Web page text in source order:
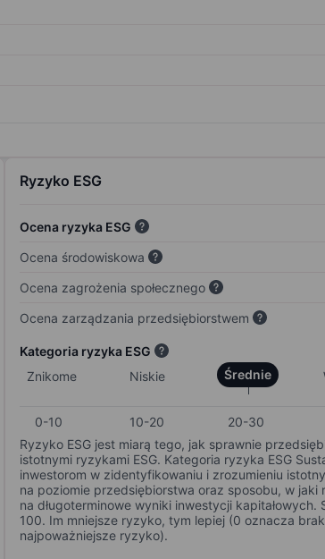
Ryzyko ESG
Ocena ryzyka ESG
Ocena środowiskowa
Ocena zagrożenia społecznego
Ocena zarządzania przedsiębiorstwem
Kategoria ryzyka ESG
Znikome
Niskie Średnie
0-10 10-20 20-30
Ryzyko ESG jest miarą tego, jak sprawnie
istotnymi ryzykami ESG. Kategoria ryzyka ESG
inwestorom w zidentyfikowaniu i zrozumieniu
na poziomie przedsiębiorstwa oraz sposobu, w jaki
na długoterminowe wyniki inwestycji kapitałowych.
100. Im mniejsze ryzyko, tym lepiej (0 oznacza
najpoważniejsze ryzyko).